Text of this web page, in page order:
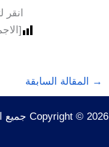
→ المقالة السابقة
Copyright © 2026 جميع الحقوق محفوظة تصميم وتطوير شركة